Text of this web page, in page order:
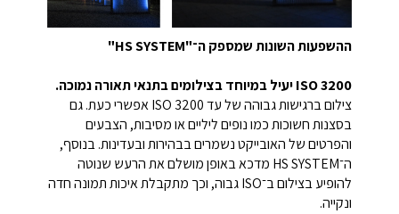
ההשפעות השונות שמספק ה־"HS SYSTEM"
ISO 3200 יעיל במיוחד בצילומים בתנאי תאורה נמוכה.
צילום ברגישות גבוהה של עד ISO 3200 אפשרי כעת. גם
בסצנות חשוכות כמו נופים ליליים או מסיבות, הצבעים
והפרטים של האובייקט נשמרים בבהירות ובעדינות. בנוסף,
ה־HS SYSTEM מדכא באופן מושלם את הרעש שנוטה
להופיע בצילום ב־ISO גבוה, וכך מתקבלת איכות תמונה חדה
ונקייה.